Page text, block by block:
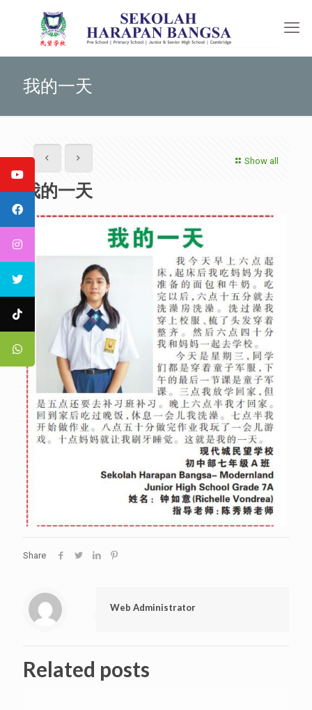
我的一天
Show all
我的一天
Share
Web Administrator
Related posts